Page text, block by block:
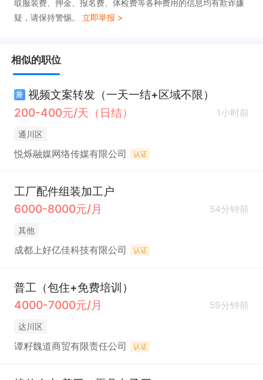
取服装费、押金、报名费、体检费等各种费用的信息均有欺诈嫌
疑，请保持警惕。 立即举报 >
相似的职位
兼 视频文案转发（一天一结+区域不限）
200-400元/天（日结）
1小时前
通川区
悦烁融媒网络传媒有限公司 认证
工厂配件组装加工户
6000-8000元/月
54分钟前
其他
成都上好亿佳科技有限公司 认证
普工（包住+免费培训）
4000-7000元/月
59分钟前
达川区
谭籽魏道商贸有限责任公司 认证